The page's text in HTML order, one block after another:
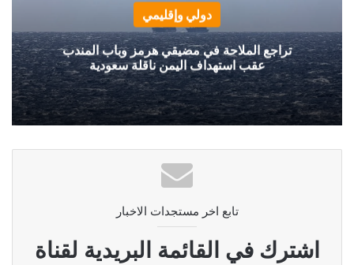
دولي وإقليمي
تراجع الملاحة في مضيقي هرمز وباب المندب
عقب استهداف اليمن ناقلة سعودية
تابع اخر مستجدات الاخبار
اشترك في القائمة البريدية لقناة